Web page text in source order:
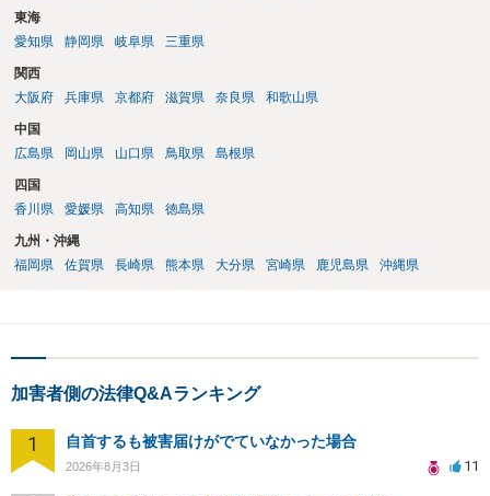
東海
愛知県
静岡県 岐阜県 三重県
関西
大阪府
兵庫県 京都府 滋賀県 奈良県 和歌山県
中国
広島県
岡山県 山口県 鳥取県 島根県
四国
香川県
愛媛県 高知県 徳島県
九州・沖縄
福岡県
佐賀県 長崎県 熊本県 大分県 宮崎県 鹿児島県 沖縄県
加害者側の法律Q&Aランキング
1 自首するも被害届けがでていなかった場合
2026年8月3日 11